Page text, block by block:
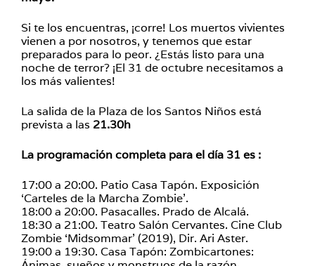
Si te los encuentras, ¡corre! Los muertos vivientes
vienen a por nosotros, y tenemos que estar
preparados para lo peor. ¿Estás listo para una
noche de terror? ¡El 31 de octubre necesitamos a
los más valientes!
La salida de la Plaza de los Santos Niños está
prevista a las 21.30h
La programación completa para el día 31 es :
17:00 a 20:00. Patio Casa Tapón. Exposición
‘Carteles de la Marcha Zombie’.
18:00 a 20:00. Pasacalles. Prado de Alcalá.
18:30 a 21:00. Teatro Salón Cervantes. Cine Club
Zombie ‘Midsommar’ (2019), Dir. Ari Aster.
19:00 a 19:30. Casa Tapón: Zombicartones: